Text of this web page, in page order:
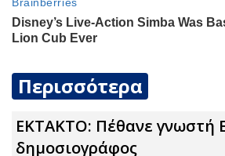
Περισσότερα
ΕΚΤΑΚΤΟ: Πέθανε γνωστή
δημοσιογράφος